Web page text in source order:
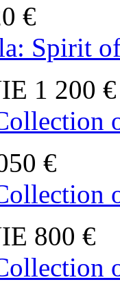
€
Spirit
1 200 €
€
800 €